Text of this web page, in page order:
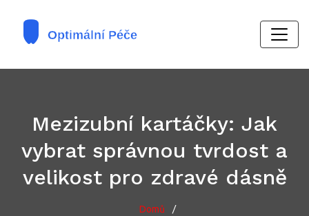
Mezizubní kartáčky: Jak
vybrat správnou tvrdost a
velikost pro zdravé dásně
Domů
/